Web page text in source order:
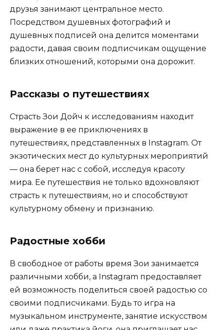
друзья занимают центральное место.
Посредством душевных фотографий и
душевных подписей она делится моментами
радости, давая своим подписчикам ощущение
близких отношений, которыми она дорожит.
Рассказы о путешествиях
Страсть Зои Дойч к исследованиям находит
выражение в ее приключениях в
путешествиях, представленных в Instagram. От
экзотических мест до культурных мероприятий
— она берет нас с собой, исследуя красоту
мира. Ее путешествия не только вдохновляют
страсть к путешествиям, но и способствуют
культурному обмену и признанию.
Радостные хобби
В свободное от работы время Зои занимается
различными хобби, а Instagram предоставляет
ей возможность поделиться своей радостью со
своими подписчиками. Будь то игра на
музыкальном инструменте, занятие искусством